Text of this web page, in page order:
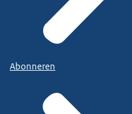
Abonneren